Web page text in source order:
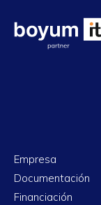
Empresa
Documentación
Financiación